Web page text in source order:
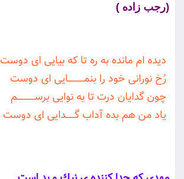
(رجب زاده )
ديده‏ ام مانده به ره تا كه بيايى اى دوست
رُخ نورانى خود را بنمـــــــــايى اى دوست
چون گدايان درت تا به نوايى برســــــــــم
ياد من هم بده آداب گـــــدايى اى دوست